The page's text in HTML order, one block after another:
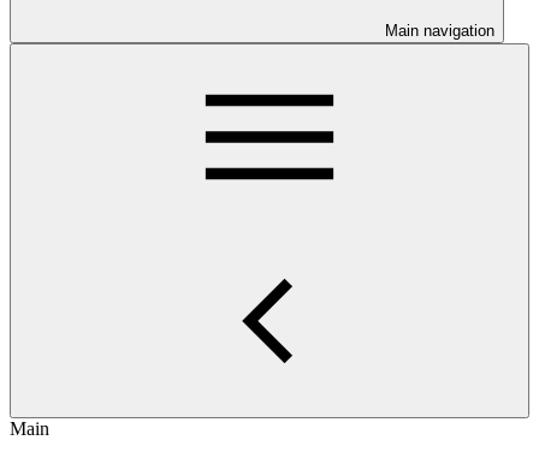
Main navigation
Main